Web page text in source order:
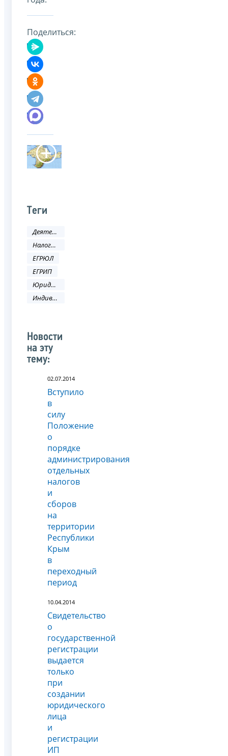
Поделиться:
Теги
Деятельность ФНС
Налоговое законодательство
ЕГРЮЛ
ЕГРИП
Юридическое лицо
Индивидуальный предприниматель
Новости
на эту
тему:
02.07.2014
Вступило
в
силу
Положение
о
порядке
администрирования
отдельных
налогов
и
сборов
на
территории
Республики
Крым
в
переходный
период
10.04.2014
Свидетельство
о
государственной
регистрации
выдается
только
при
создании
юридического
лица
и
регистрации
ИП